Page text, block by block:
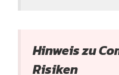
Hinweis zu
Risiken